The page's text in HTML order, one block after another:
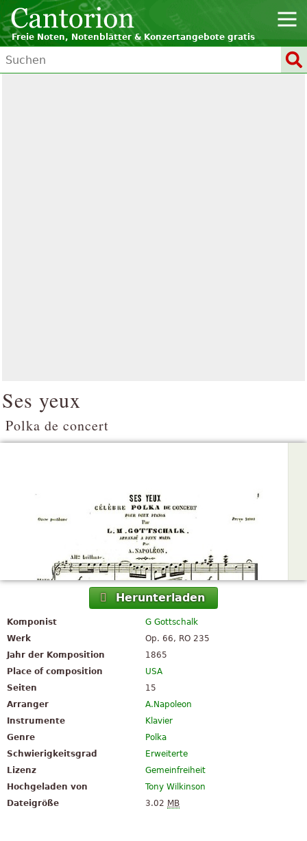
Freie Noten, Notenblätter & Konzertangebote gratis
Ses yeux
Polka de concert
Herunterladen
Komponist
G Gottschalk
Werk
Op. 66, RO 235
Jahr der Komposition
1865
Place of composition
USA
Seiten
15
Arranger
A.Napoleon
Instrumente
Klavier
Genre
Polka
Schwierigkeitsgrad
Erweiterte
Lizenz
Gemeinfreiheit
Hochgeladen von
Tony Wilkinson
Dateigröße
3.02 MB